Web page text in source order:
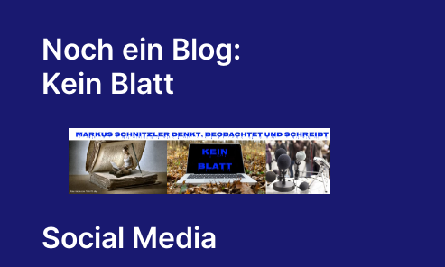
Noch ein Blog:
Kein Blatt
Social Media